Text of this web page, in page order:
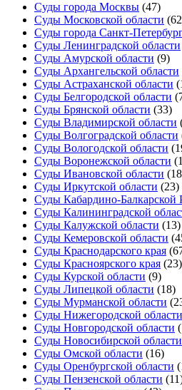
Суды города Москвы (47)
Суды Московской области
Суды города Санкт-
Суды Ленинградской области
Суды Амурской области (9)
Суды Архангельской области
Суды Астраханской области
Суды Белгородской области
Суды Брянской области (33)
Суды Владимирской области
Суды Волгоградской области
Суды Вологодской области
Суды Воронежской области
Суды Ивановской области
Суды Иркутской области (23)
Суды Кабардино-Балкарской
Суды Калининградской
Суды Калужской области (13)
Суды Кемеровской области
Суды Краснодарского края
Суды Красноярского края (23)
Суды Курской области (9)
Суды Липецкой области (18)
Суды Мурманской области
Суды Нижегородской области
Суды Новгородской области
Суды Новосибирской области
Суды Омской области (16)
Суды Оренбургской области
Суды Пензенской области